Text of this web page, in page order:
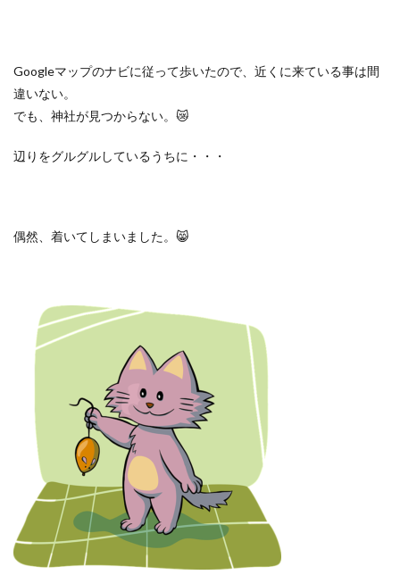
Googleマップのナビに従って歩いたので、近くに来ている事は間
違いない。
でも、神社が見つからない。 😿
辺りをグルグルしているうちに・・・
偶然、着いてしまいました。 😸